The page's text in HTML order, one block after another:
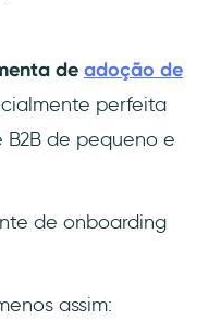
de adoção de
perfeita
de pequeno e
de onboarding
assim: